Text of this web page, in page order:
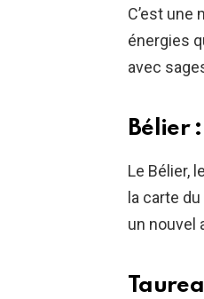
C’est une
énergies
avec
Bélier
Le Bélier, le
la carte du
un nouvel